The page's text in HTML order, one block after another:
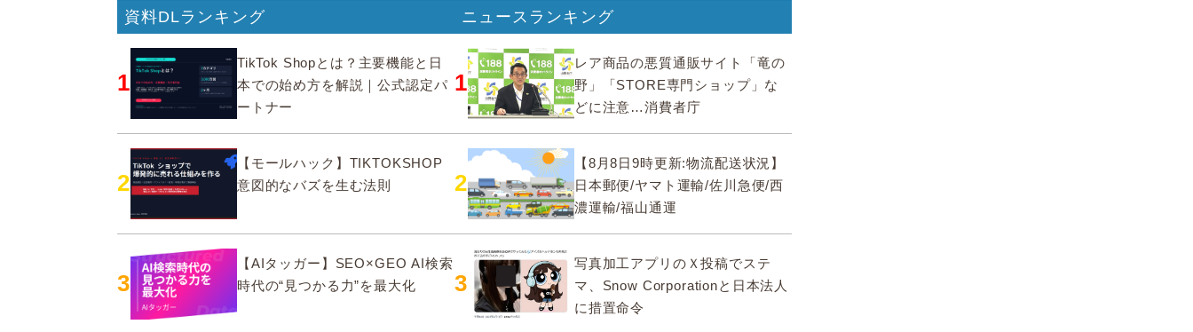
資料DLランキング
1
TikTok Shopとは？主要機能と日
本での始め方を解説｜公式認定パ
ートナー
2
【モールハック】TIKTOKSHOP
意図的なバズを生む法則
3
【AIタッガー】SEO×GEO AI検索
時代の“見つかる力”を最大化
ニュースランキング
1
レア商品の悪質通販サイト「竜の
野」「STORE専門ショップ」な
どに注意…消費者庁
2
【8月8日9時更新:物流配送状況】
日本郵便/ヤマト運輸/佐川急便/西
濃運輸/福山通運
3
写真加工アプリのＸ投稿でステ
マ、Snow Corporationと日本法人
に措置命令